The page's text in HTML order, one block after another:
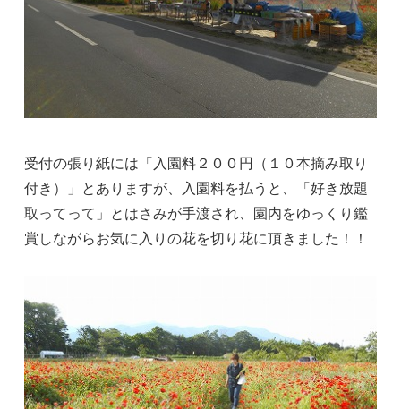
受付の張り紙には「入園料２００円（１０本摘み取り
付き）」とありますが、入園料を払うと、「好き放題
取ってって」とはさみが手渡され、園内をゆっくり鑑
賞しながらお気に入りの花を切り花に頂きました！！